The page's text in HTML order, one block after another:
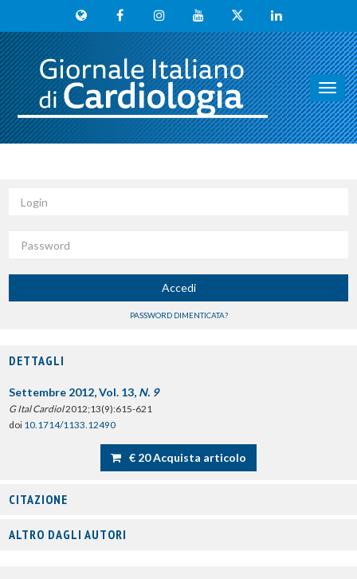
Accedi
PASSWORD DIMENTICATA?
DETTAGLI
Settembre 2012, Vol. 13, N. 9
G Ital Cardiol2012;13(9):615-621
doi 10.1714/1133.12490
€ 20 Acquista articolo
CITAZIONE
ALTRO DAGLI AUTORI